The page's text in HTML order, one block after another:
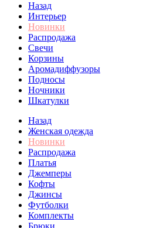
Назад
Интерьер
Новинки
Распродажа
Свечи
Корзины
Аромадиффузоры
Подносы
Ночники
Шкатулки
Назад
Женская одежда
Новинки
Распродажа
Платья
Джемперы
Кофты
Джинсы
Футболки
Комплекты
Брюки